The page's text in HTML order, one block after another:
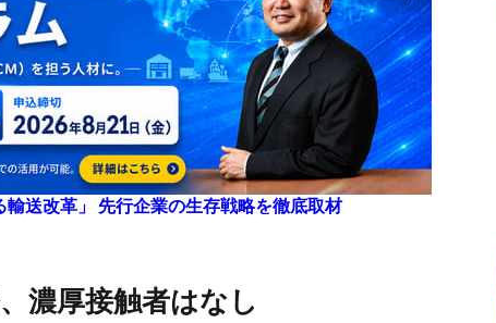
送改革」 先行企業の生存戦略を徹底取材
濃厚接触者はなし